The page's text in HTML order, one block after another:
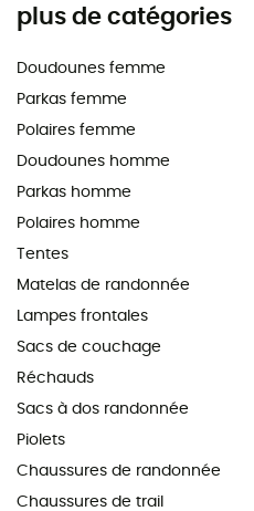
plus de catégories
Doudounes femme
Parkas femme
Polaires femme
Doudounes homme
Parkas homme
Polaires homme
Tentes
Matelas de randonnée
Lampes frontales
Sacs de couchage
Réchauds
Sacs à dos randonnée
Piolets
Chaussures de randonnée
Chaussures de trail